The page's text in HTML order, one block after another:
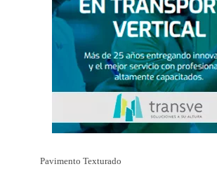
Pavimento Texturado